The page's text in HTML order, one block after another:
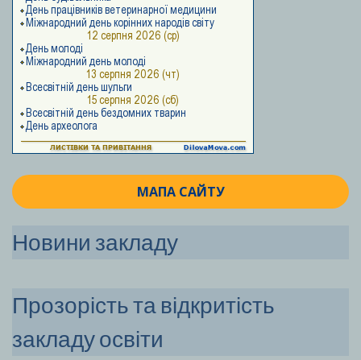
МАПА САЙТУ
Новини закладу
Прозорість та відкритість
закладу освіти